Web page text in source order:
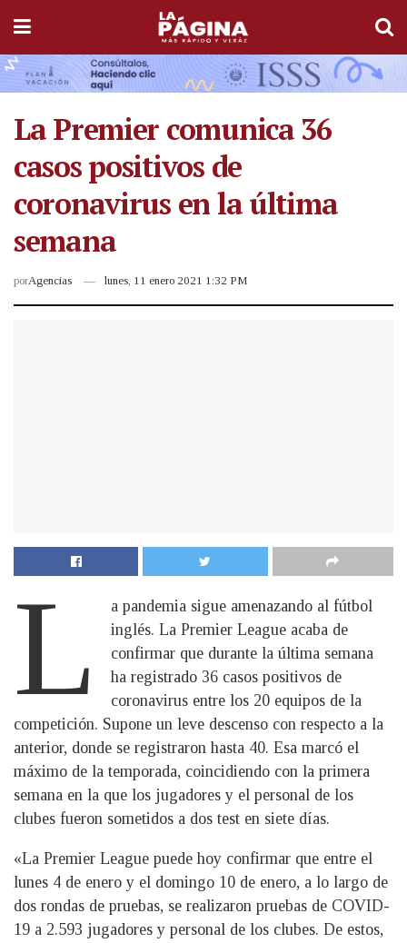
La Premier comunica 36
casos positivos de
coronavirus en la última
semana
porAgencias lunes, 11 enero 2021 1:32 PM
L
a pandemia sigue amenazando al fútbol
inglés. La Premier League acaba de
confirmar que durante la última semana
ha registrado 36 casos positivos de
coronavirus entre los 20 equipos de la
competición. Supone un leve descenso con respecto a la
anterior, donde se registraron hasta 40. Esa marcó el
máximo de la temporada, coincidiendo con la primera
semana en la que los jugadores y el personal de los
clubes fueron sometidos a dos test en siete días.
«La Premier League puede hoy confirmar que entre el
lunes 4 de enero y el domingo 10 de enero, a lo largo de
dos rondas de pruebas, se realizaron pruebas de COVID-
19 a 2.593 jugadores y personal de los clubes. De estos,